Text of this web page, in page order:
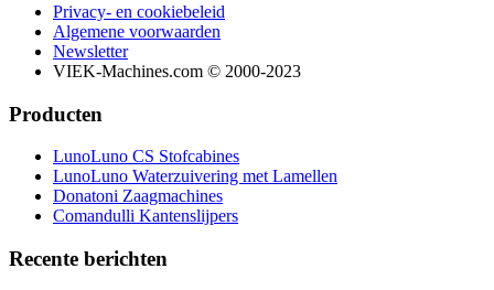
Privacy- en cookiebeleid
Algemene voorwaarden
Newsletter
VIEK-Machines.com © 2000-2023
Producten
LunoLuno CS Stofcabines
LunoLuno Waterzuivering met Lamellen
Donatoni Zaagmachines
Comandulli Kantenslijpers
Recente berichten